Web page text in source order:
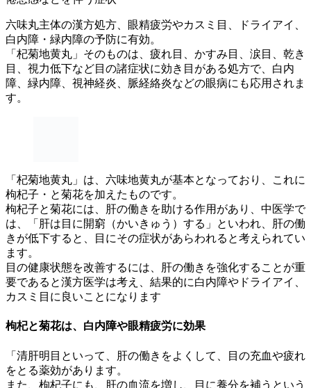
六味丸主体の漢方処方、眼精疲労やカスミ目、ドライアイ、
白内障・緑内障の予防に有効。
「杞菊地黄丸」そのものは、疲れ目、かすみ目、涙目、乾き
目、視力低下など目の諸症状に効き目がある処方で、白内
障、緑内障、視神経炎、脈経絡炎などの眼病にも応用されま
す。
「杞菊地黄丸」は、六味地黄丸が基本となっており、これに
枸杞子・と菊花を加えたものです。
枸杞子と菊花には、肝の働きを助ける作用があり、中医学で
は、「肝は目に開窮（かいきゅう）する」といわれ、肝の働
きが低下すると、目にその症状があらわれると考えられてい
ます。
目の健康状態を改善するには、肝の働きを強化することが重
要であると漢方医学は考え、結果的に白内障やドライアイ、
カスミ目に良いことになります
枸杞と菊花は、白内障や眼精疲労に効果
「清肝明目といって、肝の働きをよくして、目の充血や疲れ
をとる薬効があります。
また、枸杞子にも、肝の血流を増し、目に養分を補うという